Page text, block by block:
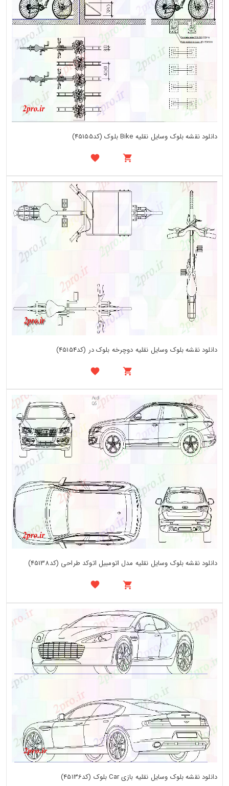
دانلود نقشه بلوک وسایل نقلیه Bike بلوک (کد45155)
دانلود نقشه بلوک وسایل نقلیه دوچرخه بلوک در (کد45154)
دانلود نقشه بلوک وسایل نقلیه مدل اتومبیل اتوکد طراحی (کد45138)
دانلود نقشه بلوک وسایل نقلیه بازی Car بلوک (کد45136)